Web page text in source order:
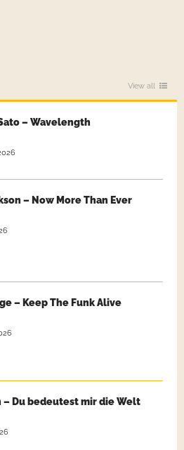
View all
– Wavelength
– Now More Than Ever
– Keep The Funk Alive
– Du bedeutest mir die Welt